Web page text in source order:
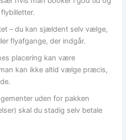
– du kan sjældent selv vælge,
flyafgange, der indgår.
placering kan være
kan ikke altid vælge præcis,
uden for pakken
skal du stadig selv betale